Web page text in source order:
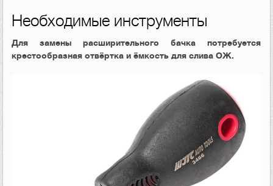
Необходимые инструменты
Для замены расширительного бачка потребуется
крестообразная отвёртка и ёмкость для слива ОЖ.